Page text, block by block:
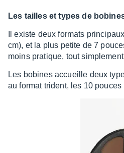
Les tailles et types de
Il existe deux formats
cm), et la plus petite de 7
moins pratique, tout
Les bobines accueille deux
au format trident, les 10 pouces